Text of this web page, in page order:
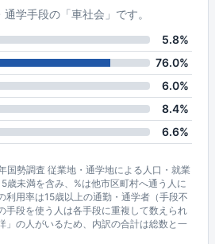
学手段の「車社会」です。
5.8%
76.0%
6.0%
8.4%
6.6%
国勢調査 従業地・通学地による人口・就業
歳未満を含み、%は他市区町村へ通う人に
利用率は15歳以上の通勤・通学者（手段不
手段を使う人は各手段に重複して数えられ
」の人がいるため、内訳の合計は総数と一